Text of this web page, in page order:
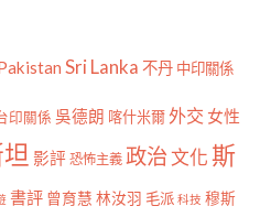
Sri Lanka 不丹 中印關係
印關係 吳德朗 喀什米爾外交 女性
影評 恐怖主義 政治文化斯
書評 曾育慧 林汝羽 毛派 科技 穆斯